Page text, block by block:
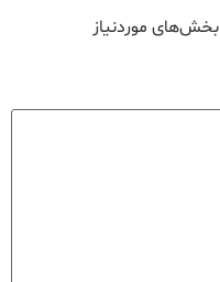
بخش‌های موردنیاز